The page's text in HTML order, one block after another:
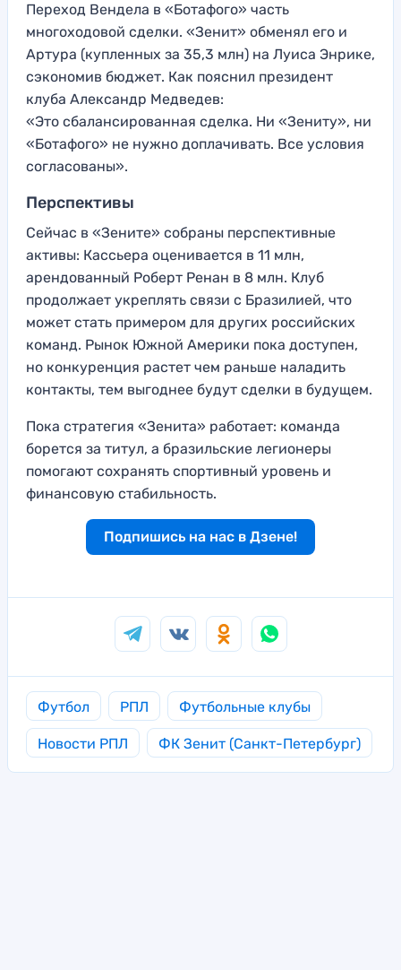
Переход Вендела в «Ботафого» часть
многоходовой сделки. «Зенит» обменял его и
Артура (купленных за 35,3 млн) на Луиса Энрике,
сэкономив бюджет. Как пояснил президент
клуба Александр Медведев:
«Это сбалансированная сделка. Ни «Зениту», ни
«Ботафого» не нужно доплачивать. Все условия
согласованы».
Перспективы
Сейчас в «Зените» собраны перспективные
активы: Кассьера оценивается в 11 млн,
арендованный Роберт Ренан в 8 млн. Клуб
продолжает укреплять связи с Бразилией, что
может стать примером для других российских
команд. Рынок Южной Америки пока доступен,
но конкуренция растет чем раньше наладить
контакты, тем выгоднее будут сделки в будущем.
Пока стратегия «Зенита» работает: команда
борется за титул, а бразильские легионеры
помогают сохранять спортивный уровень и
финансовую стабильность.
Подпишись на нас в Дзене!
Футбол РПЛ Футбольные клубы
Новости РПЛ ФК Зенит (Санкт-Петербург)